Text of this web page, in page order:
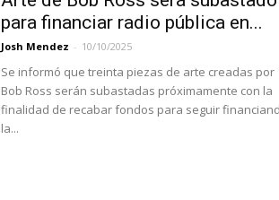
para financiar radio pública en...
Josh Mendez - 10/10/2025
Se informó que treinta piezas de arte creadas por
Bob Ross serán subastadas próximamente con la
finalidad de recabar fondos para seguir
la...